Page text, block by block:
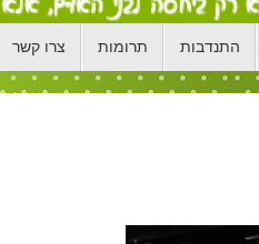
התנדבות תרומות צרו קשר